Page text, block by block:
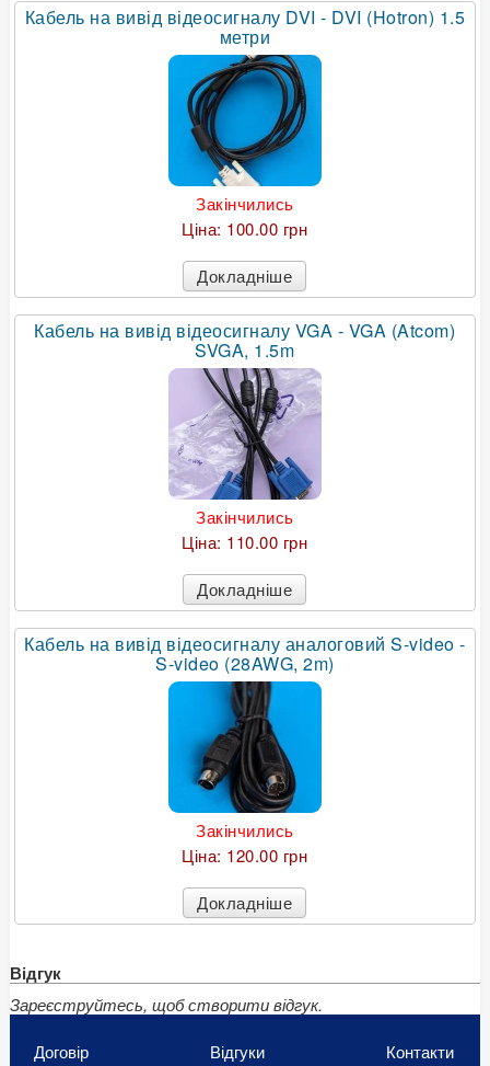
Кабель на вивід відеосигналу DVI - DVI (Hotron) 1.5
метри
Закінчились
Ціна: 100.00 грн
Докладніше
Кабель на вивід відеосигналу VGA - VGA (Atcom)
SVGA, 1.5m
Закінчились
Ціна: 110.00 грн
Докладніше
Кабель на вивід відеосигналу аналоговий S-video -
S-video (28AWG, 2m)
Закінчились
Ціна: 120.00 грн
Докладніше
Відгук
Зареєструйтесь, щоб створити відгук.
Договір
Відгуки Контакти